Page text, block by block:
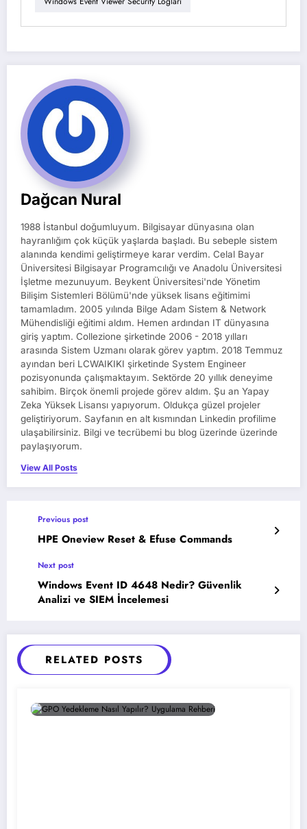
Dağcan Nural
1988 İstanbul doğumluyum. Bilgisayar dünyasına olan
hayranlığım çok küçük yaşlarda başladı. Bu sebeple sistem
alanında kendimi geliştirmeye karar verdim. Celal Bayar
Üniversitesi Bilgisayar Programcılığı ve Anadolu Üniversitesi
İşletme mezunuyum. Beykent Üniversitesi'nde Yönetim
Bilişim Sistemleri Bölümü'nde yüksek lisans eğitimimi
tamamladım. 2005 yılında Bilge Adam Sistem & Network
Mühendisliği eğitimi aldım. Hemen ardından IT dünyasına
giriş yaptım. Collezione şirketinde 2006 - 2018 yılları
arasında Sistem Uzmanı olarak görev yaptım. 2018 Temmuz
ayından beri LCWAIKIKI şirketinde System Engineer
pozisyonunda çalışmaktayım. Sektörde 20 yıllık deneyime
sahibim. Birçok önemli projede görev aldım. Şu an Yapay
Zeka Yüksek Lisansı yapıyorum. Oldukça güzel projeler
geliştiriyorum. Sayfanın en alt kısmından Linkedin profilime
ulaşabilirsiniz. Bilgi ve tecrübemi bu blog üzerinde üzerinde
paylaşıyorum.
View All Posts
Previous post
HPE Oneview Reset & Efuse Commands
Next post
Windows Event ID 4648 Nedir? Güvenlik
Analizi ve SIEM İncelemesi
RELATED POSTS